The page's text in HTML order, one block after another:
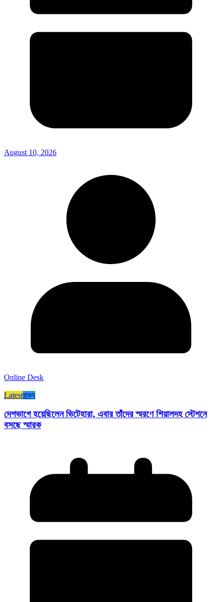
August 10, 2026
Online Desk
Latestরাজ্য​
দেশভাগে হয়েছিলেন ভিটেহারা, এবার তাঁদের স্মরণে শিয়ালদহ স্টেশনে
বসছে স্মারক